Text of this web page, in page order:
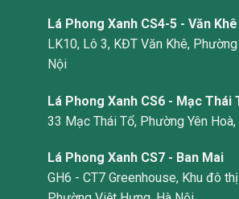
Lá Phong Xanh CS4-5 - Văn Khê
LK10, Lô 3, KĐT Văn Khê,
Nội
Lá Phong Xanh CS6 - Mạc Thái
33 Mạc Thái Tổ, Phường Yên
Lá Phong Xanh CS7 - Ban Mai
GH6 - CT7 Greenhouse, Khu đô